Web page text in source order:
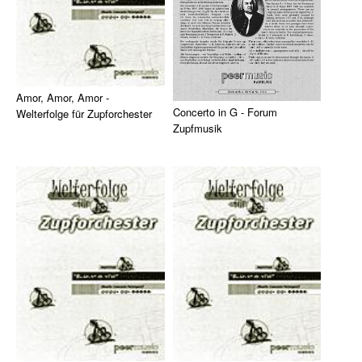
Klavier, Gesang, Gitarre
Text & Akkorde
Für Kinder
Spielmaterial
Klavier & Keyboard
Piano Gefällt Mir!
Start Up Piano
Guitar Play Along
Bass Along
Amor, Amor, Amor -
Welterfolge für Zupforchester
Gabriel Ruiz als Arrangement
für Zupforches ...
Concerto in G - Forum
Zupfmusik
'Forum Zupfmusik' ist eine
Reihe mit neuen Werken für
Zupfi ...